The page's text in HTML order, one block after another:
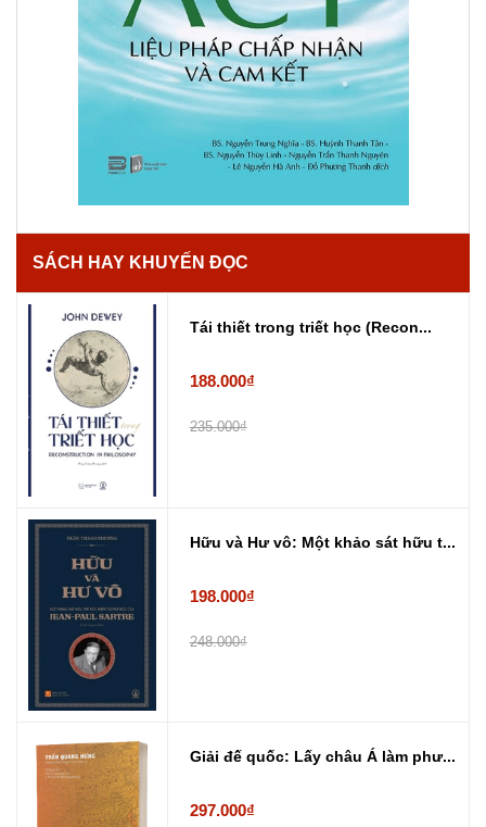
SÁCH HAY KHUYẾN ĐỌC
Tái thiết trong triết học (Recon...
188.000₫
235.000₫
Hữu và Hư vô: Một khảo sát hữu t...
198.000₫
248.000₫
Giải đế quốc: Lấy châu Á làm phư...
297.000₫